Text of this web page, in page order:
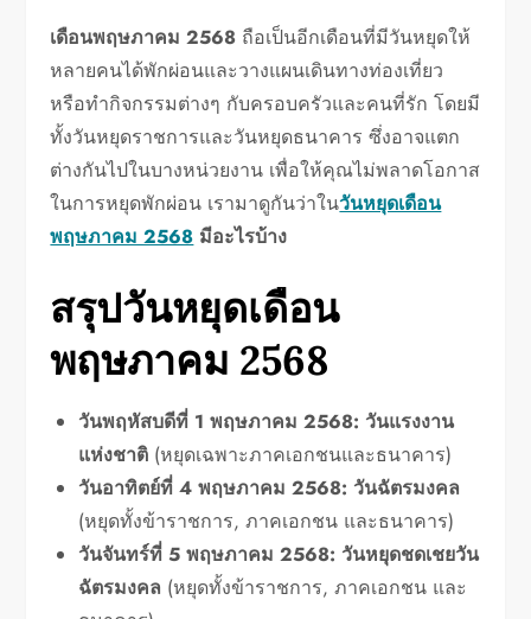
เดือนพฤษภาคม 2568 ถือเป็นอีกเดือนที่มีวันหยุดให้
หลายคนได้พักผ่อนและวางแผนเดินทางท่องเที่ยว
หรือทำกิจกรรมต่างๆ กับครอบครัวและคนที่รัก โดยมี
ทั้งวันหยุดราชการและวันหยุดธนาคาร ซึ่งอาจแตก
ต่างกันไปในบางหน่วยงาน เพื่อให้คุณไม่พลาดโอกาส
ในการหยุดพักผ่อน เรามาดูกันว่าในวันหยุดเดือน
พฤษภาคม 2568 มีอะไรบ้าง
สรุปวันหยุดเดือน
พฤษภาคม 2568
วันพฤหัสบดีที่ 1 พฤษภาคม 2568: วันแรงงาน
แห่งชาติ (หยุดเฉพาะภาคเอกชนและธนาคาร)
วันอาทิตย์ที่ 4 พฤษภาคม 2568: วันฉัตรมงคล
(หยุดทั้งข้าราชการ, ภาคเอกชน และธนาคาร)
วันจันทร์ที่ 5 พฤษภาคม 2568: วันหยุดชดเชยวัน
ฉัตรมงคล (หยุดทั้งข้าราชการ, ภาคเอกชน และ